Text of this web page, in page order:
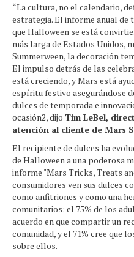
“La cultura, no el calendario,
estrategia. El informe anual de
que Halloween se está
más larga de Estados Unidos,
Summerween, la decoración
El impulso detrás de las
está creciendo, y Mars está
espíritu festivo asegurándose
dulces de temporada e
ocasión2, dijo Tim LeBel,
atención al cliente de Mars
El recipiente de dulces ha
de Halloween a una poderosa
informe "Mars Tricks, Treats
consumidores ven sus dulces
como anfitriones y como una
comunitarios: el 75% de los
acuerdo en que compartir un
comunidad, y el 71% cree que
sobre ellos.